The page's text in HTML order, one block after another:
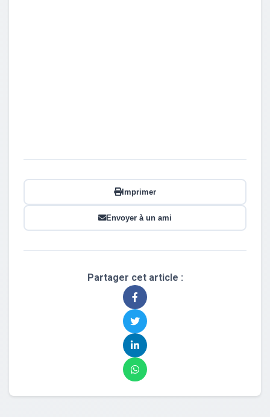
Imprimer
Envoyer à un ami
Partager cet article :